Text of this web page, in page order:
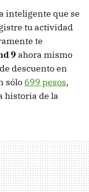
inteligente que se
tu actividad
te
9 ahora mismo
descuento en
sólo 699 pesos,
historia de la